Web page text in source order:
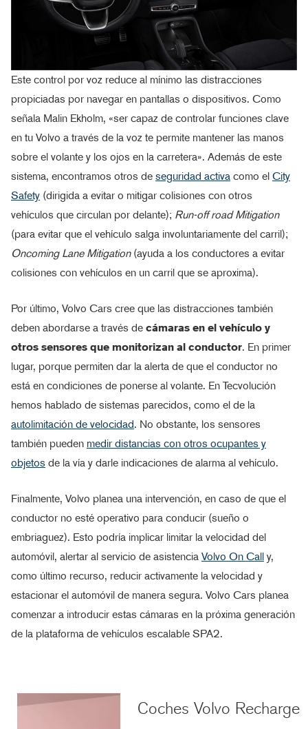
Este control por voz reduce al mínimo las distracciones
propiciadas por navegar en pantallas o dispositivos. Como
señala Malin Ekholm, «ser capaz de controlar funciones clave
en tu Volvo a través de la voz te permite mantener las manos
sobre el volante y los ojos en la carretera». Además de este
sistema, encontramos otros de seguridad activa como el City
Safety (dirigida a evitar o mitigar colisiones con otros
vehículos que circulan por delante); Run-off road Mitigation
(para evitar que el vehículo salga involuntariamente del carril);
Oncoming Lane Mitigation(ayuda a los conductores a evitar
colisiones con vehículos en un carril que se aproxima).
Por último, Volvo Cars cree que las distracciones también
deben abordarse a través de cámaras en el vehículo y
otros sensores que monitorizan al conductor. En primer
lugar, porque permiten dar la alerta de que el conductor no
está en condiciones de ponerse al volante. En Tecvolución
hemos hablado de sistemas parecidos, como el de la
autolimitación de velocidad. No obstante, los sensores
también pueden medir distancias con otros ocupantes y
objetos de la vía y darle indicaciones de alarma al vehículo.
Finalmente, Volvo planea una intervención, en caso de que el
conductor no esté operativo para conducir (sueño o
embriaguez). Esto podría implicar limitar la velocidad del
automóvil, alertar al servicio de asistencia Volvo On Call y,
como último recurso, reducir activamente la velocidad y
estacionar el automóvil de manera segura. Volvo Cars planea
comenzar a introducir estas cámaras en la próxima generación
de la plataforma de vehículos escalable SPA2.
Coches Volvo Recharge